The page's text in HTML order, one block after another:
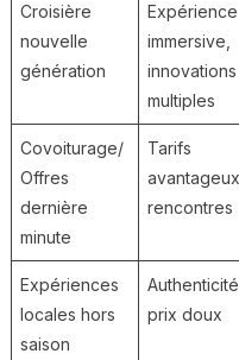
Croisière
nouvelle
génération
Expérience
immersive,
innovations
multiples
Covoiturage/
Offres
dernière
minute
Tarifs
avantageux,
rencontres
Expériences
locales hors
saison
Authenticité,
prix doux